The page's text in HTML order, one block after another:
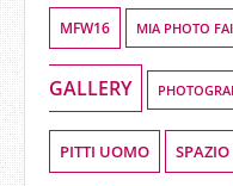
MFW16 MIA PHOTO
GALLERY
PITTI UOMO SPAZIO